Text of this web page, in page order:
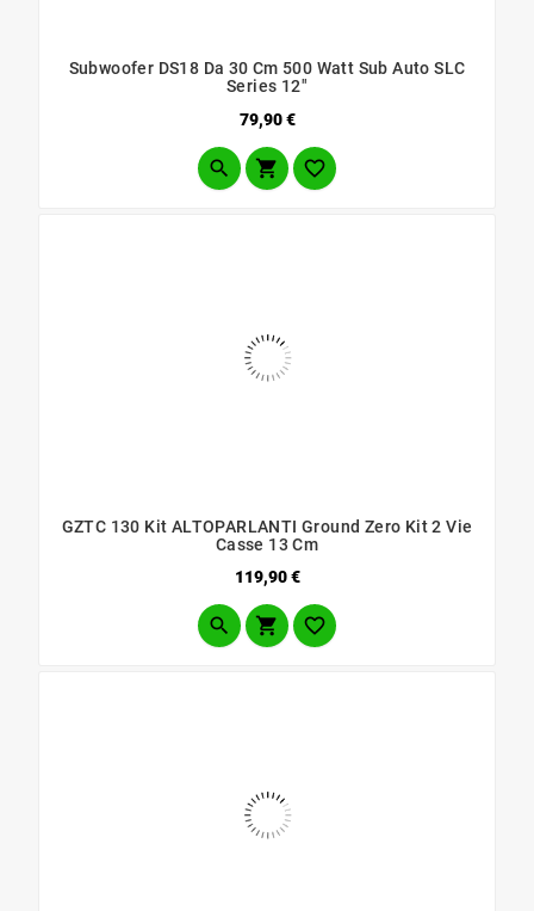
Subwoofer DS18 Da 30 Cm 500 Watt Sub Auto SLC
Series 12"
79,90 €Prezzo
  
GZTC 130 Kit ALTOPARLANTI Ground Zero Kit 2 Vie
Casse 13 Cm
119,90 €Prezzo
  